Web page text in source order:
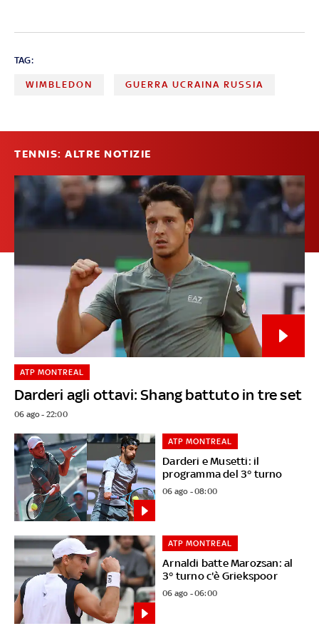
TAG:
WIMBLEDON GUERRA UCRAINA RUSSIA
TENNIS: ALTRE NOTIZIE
Darderi agli ottavi: Shang battuto in tre set
ATP MONTREAL
06 ago - 22:00
Darderi e Musetti: il
programma del 3° turno
ATP MONTREAL
06 ago - 08:00
Arnaldi batte Marozsan: al
3° turno c'è Griekspoor
ATP MONTREAL
06 ago - 06:00